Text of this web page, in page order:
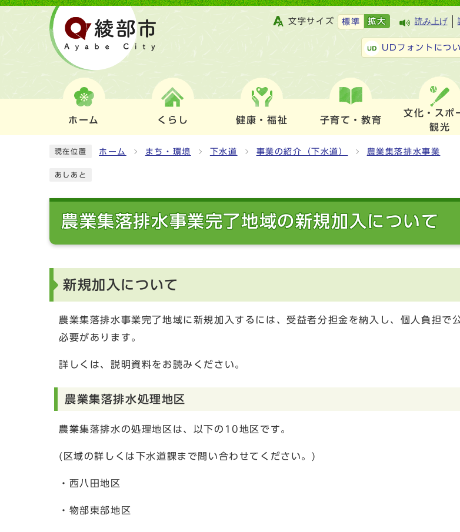
文字サイズ 標準 拡大 読み上げ
UDフォントにつ
ホーム くらし 健康・福祉 子育て・教育
文化・スポ
観光
現在位置 ホーム まち・環境 下水道 事業の紹介（下水道） 農業集落排水事業
あしあと
農業集落排水事業完了地域の新規加入について
新規加入について
農業集落排水事業完了地域に新規加入するには、受益者分担金を納入し、個人負担で
必要があります。
詳しくは、説明資料をお読みください。
農業集落排水処理地区
農業集落排水の処理地区は、以下の10地区です。
(区域の詳しくは下水道課まで問い合わせてください。)
・西八田地区
・物部東部地区